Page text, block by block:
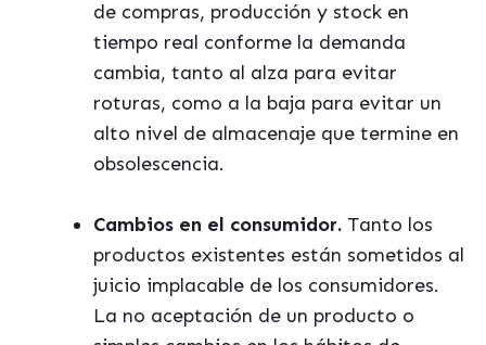
de compras, producción y stock en
tiempo real conforme la demanda
cambia, tanto al alza para evitar
roturas, como a la baja para evitar un
alto nivel de almacenaje que termine en
obsolescencia.
Cambios en el consumidor. Tanto los
productos existentes están sometidos al
juicio implacable de los consumidores.
La no aceptación de un producto o